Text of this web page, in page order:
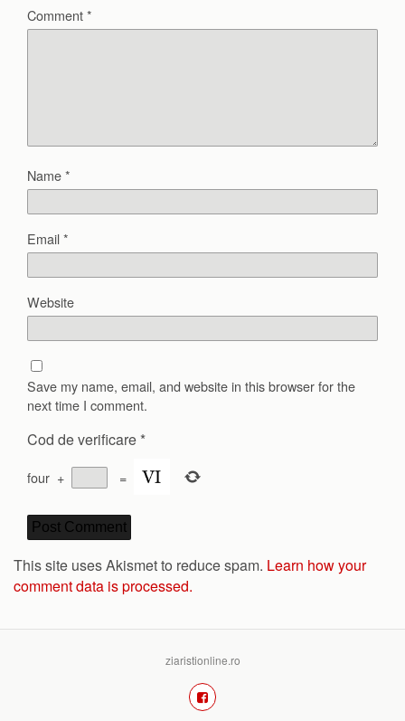
Comment*
Name*
Email*
Website
Save my name, email, and website in this browser for the
next time I comment.
Cod de verificare *
four + =
This site uses Akismet to reduce spam. Learn how your
comment data is processed.
ziaristionline.ro